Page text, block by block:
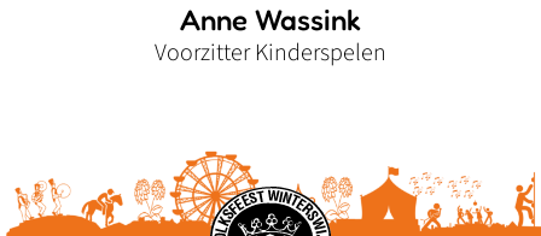
Anne Wassink
Voorzitter Kinderspelen